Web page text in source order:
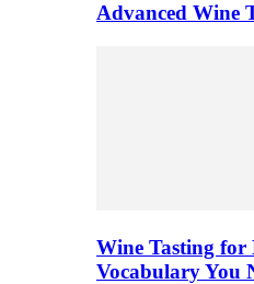
Advanced Wine
Wine Tasting for
Vocabulary You